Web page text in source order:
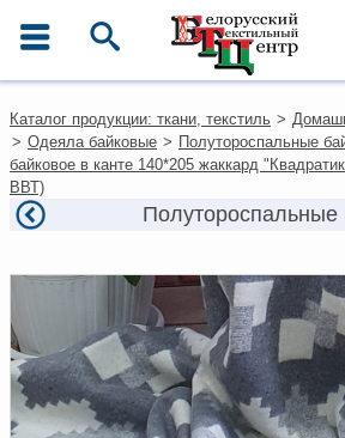
Каталог
Ткани
Домашний текстиль
Одежда
Ковры
гостиниц
Текстильная галантерея и
Условия работы
Оплата и доставка
Как оформить заказ
Каталог продукции: ткани, текстиль >
> Одеяла байковые > Полутороспальные
байковое в канте 140*205 жаккард
ВВТ)